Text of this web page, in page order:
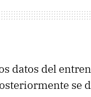
datos del
se